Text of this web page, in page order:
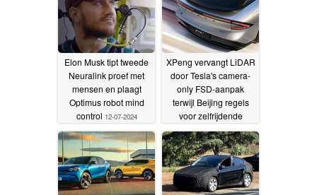
blijkt uit een praktijktest
17-07-2024
Elon Musk tipt tweede
Neuralink proef met
mensen en plaagt
Optimus robot mind
control 12-07-2024
XPeng vervangt LiDAR
door Tesla's camera-
only FSD-aanpak
terwijl Beijing regels
voor zelfrijdende
robotaxi opstelt11-07-
2024